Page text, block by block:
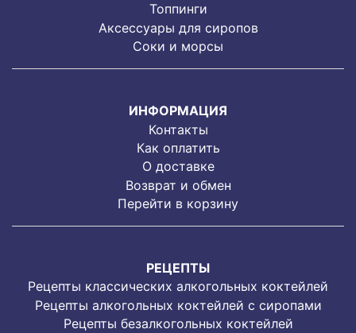
Топпинги
Аксессуары для сиропов
Соки и морсы
ИНФОРМАЦИЯ
Контакты
Как оплатить
О доставке
Возврат и обмен
Перейти в корзину
РЕЦЕПТЫ
Рецепты классических алкогольных коктейлей
Рецепты алкогольных коктейлей с сиропами
Рецепты безалкогольных коктейлей